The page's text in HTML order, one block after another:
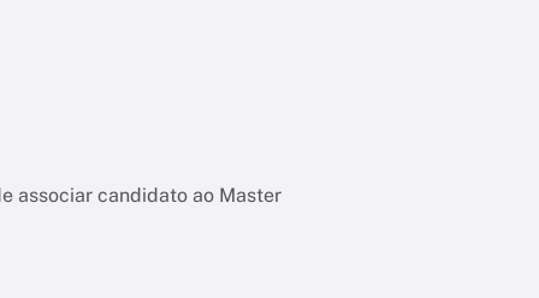
associar candidato ao Master